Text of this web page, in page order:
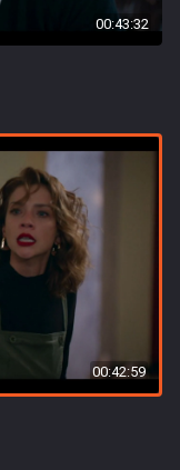
00:43:32
00:42:59